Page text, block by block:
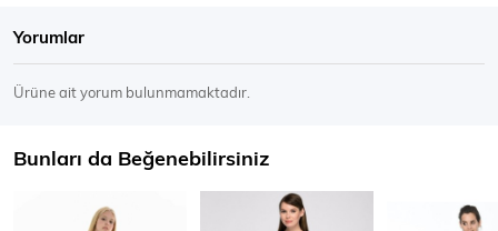
Yorumlar
Ürüne ait yorum bulunmamaktadır.
Bunları da Beğenebilirsiniz